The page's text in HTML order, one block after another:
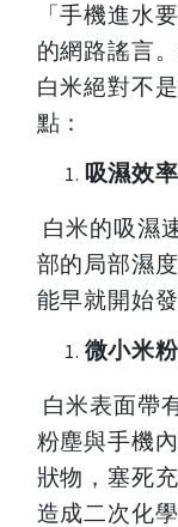
「手機進水
的網路謠言
白米絕對不
點：
吸濕效
白米的吸濕
部的局部濕
能早就開始發
微小米
白米表面帶
粉塵與手機
狀物，塞死
造成二次化學